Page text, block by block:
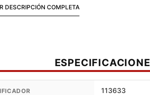
motocicleta/baterias-motobatt-
DESCRIPCIÓN COMPLETA
113633